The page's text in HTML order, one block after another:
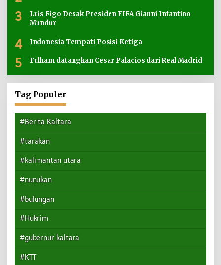
3
Luis Figo Desak Presiden FIFA Gianni Infantino
Mundur
4 Indonesia Tempati Posisi Ketiga
5 Fulham datangkan Cesar Palacios dari Real Madrid
Tag Populer
#Berita Kaltara
#tarakan
#kalimantan utara
#nunukan
#bulungan
#Hukrim
#gubernur kaltara
#KTT